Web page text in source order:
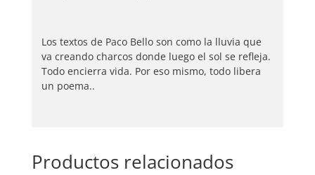
Los textos de Paco Bello son como la lluvia que
va creando charcos donde luego el sol se refleja.
Todo encierra vida. Por eso mismo, todo libera
un poema..
Productos relacionados